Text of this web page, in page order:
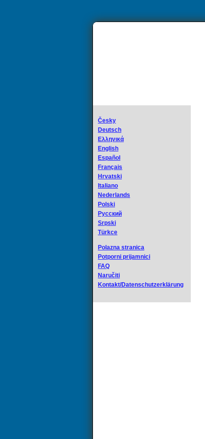
Česky
Deutsch
Ελληνικά
English
Español
Français
Hrvatski
Italiano
Nederlands
Polski
Русский
Srpski
Türkce
Polazna stranica
Potporni prijamnici
FAQ
Naručiti
Kontakt/Datenschutzerklärung